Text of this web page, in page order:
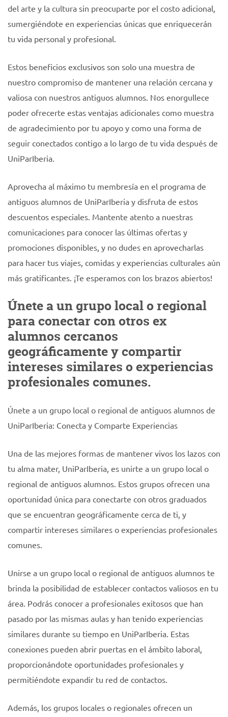
del arte y la cultura sin preocuparte por el costo adicional,
sumergiéndote en experiencias únicas que enriquecerán
tu vida personal y profesional.
Estos beneficios exclusivos son solo una muestra de
nuestro compromiso de mantener una relación cercana y
valiosa con nuestros antiguos alumnos. Nos enorgullece
poder ofrecerte estas ventajas adicionales como muestra
de agradecimiento por tu apoyo y como una forma de
seguir conectados contigo a lo largo de tu vida después de
UniParIberia.
Aprovecha al máximo tu membresía en el programa de
antiguos alumnos de UniParIberia y disfruta de estos
descuentos especiales. Mantente atento a nuestras
comunicaciones para conocer las últimas ofertas y
promociones disponibles, y no dudes en aprovecharlas
para hacer tus viajes, comidas y experiencias culturales aún
más gratificantes. ¡Te esperamos con los brazos abiertos!
Únete a un grupo local o regional
para conectar con otros ex
alumnos cercanos
geográficamente y compartir
intereses similares o experiencias
profesionales comunes.
Únete a un grupo local o regional de antiguos alumnos de
UniParIberia: Conecta y Comparte Experiencias
Una de las mejores formas de mantener vivos los lazos con
tu alma mater, UniParIberia, es unirte a un grupo local o
regional de antiguos alumnos. Estos grupos ofrecen una
oportunidad única para conectarte con otros graduados
que se encuentran geográficamente cerca de ti, y
compartir intereses similares o experiencias profesionales
comunes.
Unirse a un grupo local o regional de antiguos alumnos te
brinda la posibilidad de establecer contactos valiosos en tu
área. Podrás conocer a profesionales exitosos que han
pasado por las mismas aulas y han tenido experiencias
similares durante su tiempo en UniParIberia. Estas
conexiones pueden abrir puertas en el ámbito laboral,
proporcionándote oportunidades profesionales y
permitiéndote expandir tu red de contactos.
Además, los grupos locales o regionales ofrecen un